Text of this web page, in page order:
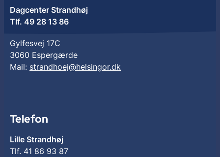
Dagcenter Strandhøj
Tlf. 49 28 13 86
Gylfesvej 17C
3060 Espergærde
Mail: strandhoej@helsingor.dk
Telefon
Lille Strandhøj
Tlf. 41 86 93 87